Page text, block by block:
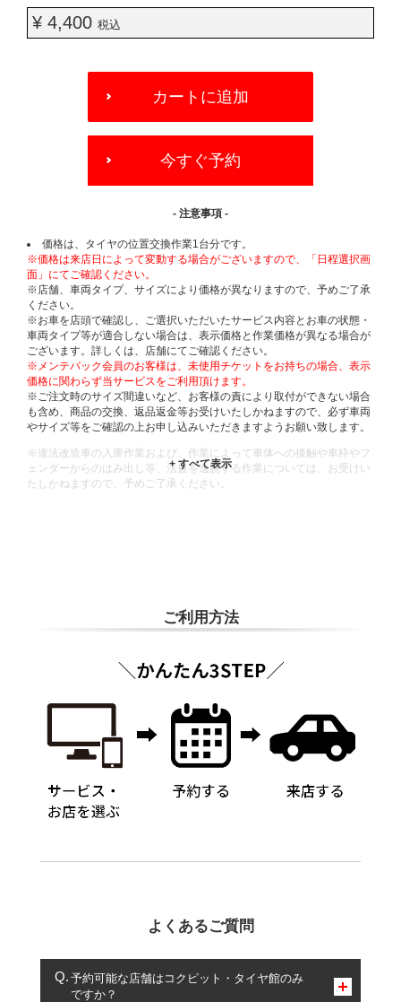
¥ 4,400 税込
OPTIONS
カートに追加
今すぐ予約
- 注意事項 -
価格は、タイヤの位置交換作業1台分です。
※価格は来店日によって変動する場合がございますので、「日程選択画
面」にてご確認ください。
※店舗、車両タイプ、サイズにより価格が異なりますので、予めご了承
ください。
※お車を店頭で確認し、ご選択いただいたサービス内容とお車の状態・
車両タイプ等が適合しない場合は、表示価格と作業価格が異なる場合が
ございます。詳しくは、店舗にてご確認ください。
※メンテパック会員のお客様は、未使用チケットをお持ちの場合、表示
価格に関わらず当サービスをご利用頂けます。
※ご注文時のサイズ間違いなど、お客様の責により取付ができない場合
も含め、商品の交換、返品返金等お受けいたしかねますので、必ず車両
やサイズ等をご確認の上お申し込みいただきますようお願い致します。
※違法改造車の入庫作業および、作業によって車体への接触や車枠やフ
ェンダーからのはみ出し等、法規を逸脱する作業については、お受けい
たしかねますので、予めご了承ください。
ご利用方法
よくあるご質問
予約可能な店舗はコクピット・タイヤ館のみ
ですか？